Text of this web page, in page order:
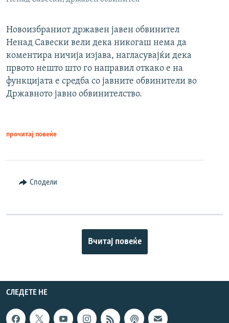
Новоизбраниот државен јавен обвинител
Ненад Савески вели дека никогаш нема да
коментира ничија изјава, нагласувајќи дека
првото нешто што го направил откако е на
функцијата е средба со јавните обвинители во
Државното јавно обвинителство.
прочитај повеќе
Сподели
Вчитај повеќе
СЛЕДЕТЕ НЕ